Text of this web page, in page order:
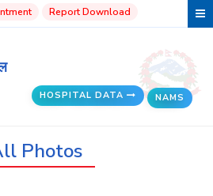
Report Download
HOSPITAL DATA NAMS
Photos